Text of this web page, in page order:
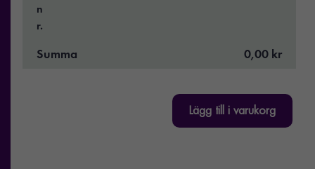
n
r.
Summa 0,00 kr
Lägg till i varukorg